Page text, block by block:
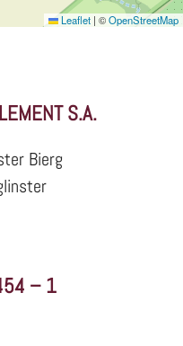
Leaflet | ©OpenStreetMap
S.A.
Bierg
– 1